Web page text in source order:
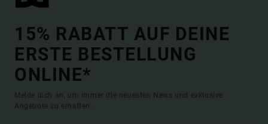
15% RABATT AUF DEINE
ERSTE BESTELLUNG
ONLINE*
Melde dich an, um immer die neuesten News und exklusive
Angebote zu erhalten.